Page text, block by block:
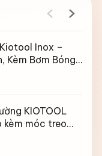
‹ ›
Inox –
Kèm Bơm Bóng,
KIOTOOL
kèm móc treo